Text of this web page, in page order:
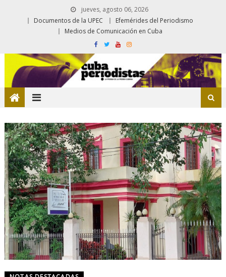
jueves, agosto 06, 2026
Documentos de la UPEC
Efemérides del Periodismo
Medios de Comunicación en Cuba